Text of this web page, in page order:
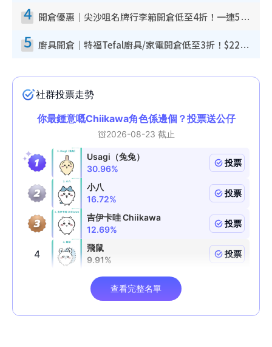
4 開倉優惠｜尖沙咀名牌行李箱開倉低至4折！一連5日 American Tourister/ace./Hallmark $200起！
5 廚具開倉｜特福Tefal廚具/家電開倉低至3折！$220起買平底鍋/炒鑊/湯煲！電飯煲/吸塵機/燙斗$418起